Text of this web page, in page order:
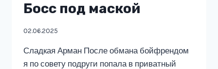
Босс под маской
02.06.2025
Сладкая Арман После обмана бойфрендом
я по совету подруги попала в приватный